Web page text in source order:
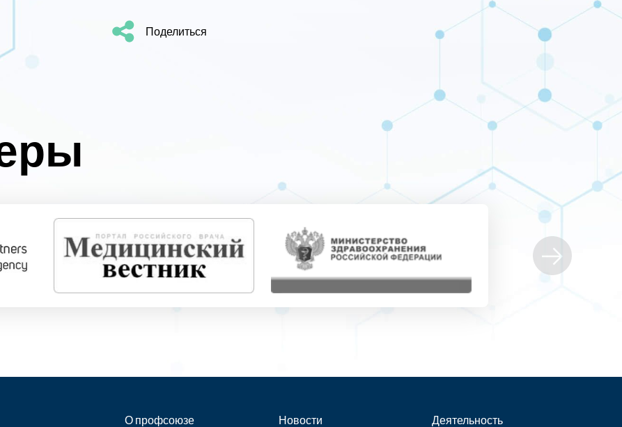
Поделиться
О профсоюзе Новости Деятельность